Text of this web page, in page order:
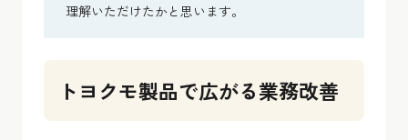
理解いただけたかと思います。
トヨクモ製品で広がる業務改善